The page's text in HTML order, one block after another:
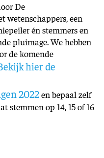
De
wetenschappers, een
én stemmers en
pluimage. We hebben
de komende
hier de
2022en bepaal zelf
stemmen op 14, 15 of 16